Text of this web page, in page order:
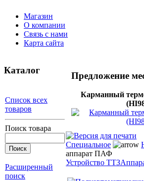
Магазин
О компании
Связь с нами
Карта сайта
Каталог
Список всех
товаров
Поиск товара
Расширенный
поиск
Предложение
Карманный
Специальное
аппарат ПАФ
Устройство ТТЗ